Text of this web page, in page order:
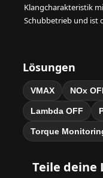
Klangcharakteristik
Schubbetrieb und ist
Lösungen
VMAX NOx
Lambda OFF
Torque
Teile deine